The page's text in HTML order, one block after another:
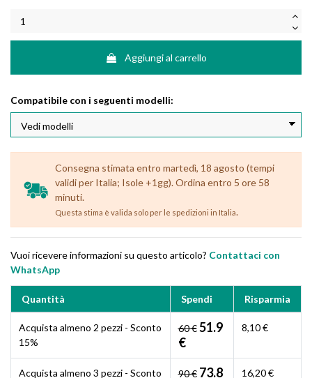
Aggiungi al carrello
Compatibile con i seguenti modelli:
Consegna stimata entro martedì, 18 agosto (tempi
validi per Italia; Isole +1gg). Ordina entro 5 ore 58
minuti.
Questa stima è valida solo per le spedizioni in Italia.
Vuoi ricevere informazioni su questo articolo? Contattaci con
WhatsApp
Quantità Spendi Risparmia
Acquista almeno 2 pezzi - Sconto
15%
60 € 51.9
€
8,10 €
Acquista almeno 3 pezzi - Sconto
90 € 73.8
16,20 €